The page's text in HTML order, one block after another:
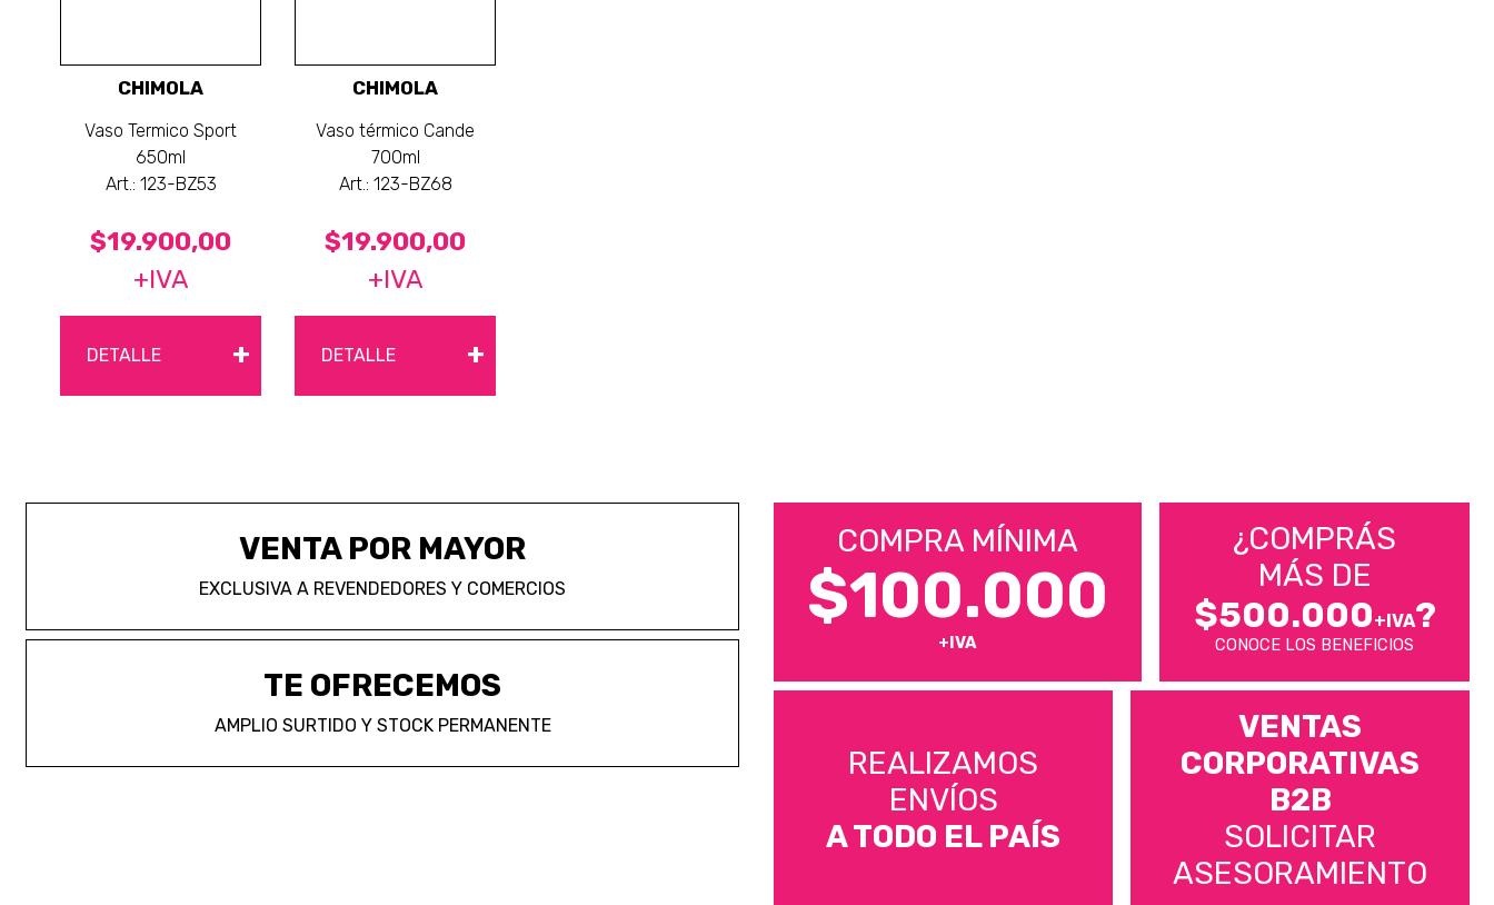
CHIMOLA
Vaso Termico Sport
650ml
Art.: 123-BZ53
$19.900,00
+IVA
DETALLE +
CHIMOLA
Vaso térmico Cande
700ml
Art.: 123-BZ68
$19.900,00
+IVA
DETALLE +
VENTA POR MAYOR
EXCLUSIVA A REVENDEDORES Y COMERCIOS
TE OFRECEMOS
AMPLIO SURTIDO Y STOCK PERMANENTE
COMPRA MÍNIMA
$100.000
+IVA
¿COMPRÁS
MÁS DE
$500.000+IVA?
CONOCE LOS BENEFICIOS
REALIZAMOS
ENVÍOS
A TODO EL PAÍS
VENTAS
CORPORATIVAS
B2B
SOLICITAR
ASESORAMIENTO